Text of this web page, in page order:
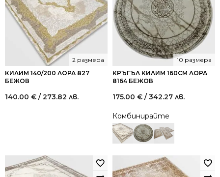
КИЛИМ 140/200 ЛОРА 827
БЕЖОВ
2 размера
140.00 € / 273.82 лв.
КРЪГЪЛ КИЛИМ 160СМ ЛОРА
8164 БЕЖОВ
10 размера
175.00 € / 342.27 лв.
Комбинирайте